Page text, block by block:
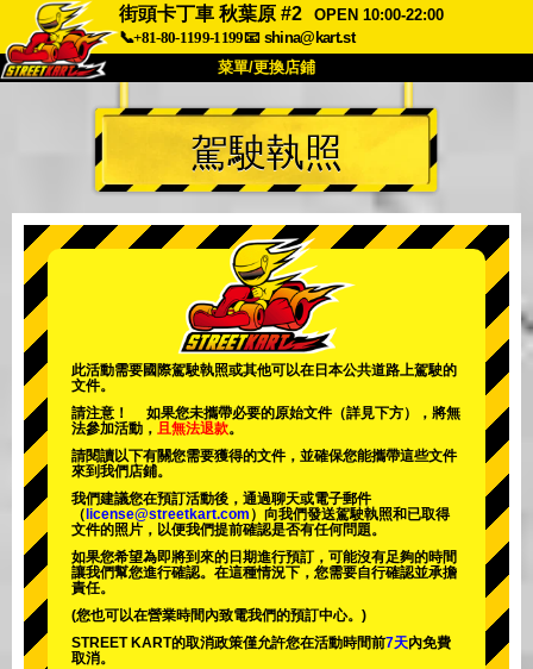
街頭卡丁車 秋葉原 #2
OPEN 10:00-22:00
📞+81-80-1199-1199📧 shina@kart.st
菜單/更換店鋪
首頁
關於我們 規格 價格
公司 預訂
更換店鋪
東京 秋葉原 #2 東京 澀谷
東京 澀谷分店
東京 淺草
沖繩
駕駛執照
此活動需要國際駕駛執照或其他可以在日本公共道路上駕駛的
文件。
請注意！ 如果您未攜帶必要的原始文件（詳見下方），將無
法參加活動， 且無法退款。
請閱讀以下有關您需要獲得的文件，並確保您能攜帶這些文件
來到我們店鋪。
我們建議您在預訂活動後，通過聊天或電子郵件
（ license@streetkart.com ）向我們發送駕駛執照和已取得
文件的照片，以便我們提前確認是否有任何問題。
如果您希望為即將到來的日期進行預訂，可能沒有足夠的時間
讓我們幫您進行確認。在這種情況下，您需要自行確認並承擔
責任。
(您也可以在營業時間內致電我們的預訂中心。)
STREET KART的取消政策僅允許您在活動時間前7天內免費
取消。